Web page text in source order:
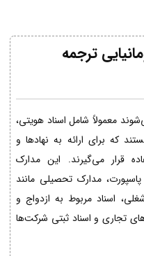
ترجمه
معمولاً شامل اسناد هویتی،
که برای ارائه به نهادها و
قرار می‌گیرند. این مدارک
مدارک تحصیلی مانند
اسناد مربوط به ازدواج و
تجاری و اسناد ثبتی شرکت‌ها